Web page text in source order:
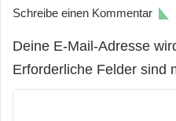
Schreibe einen Kommentar
Deine E-Mail-Adresse
Erforderliche Felder sind